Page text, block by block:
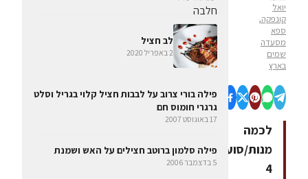
יואל
קונפקה,
ספא
מסעדה
שמים
בארץ
לכמה
מנות/סועדים:
4
לב חציל
2 באפריל 2020
פילה בורי צרוב על לבבות חציל קלוי בגריל וסלט
גרגרי חומוס חם
17 באוגוסט 2007
פילה סלמון ברוטב חצילים על האש ושמנת
5 בדצמבר 2006